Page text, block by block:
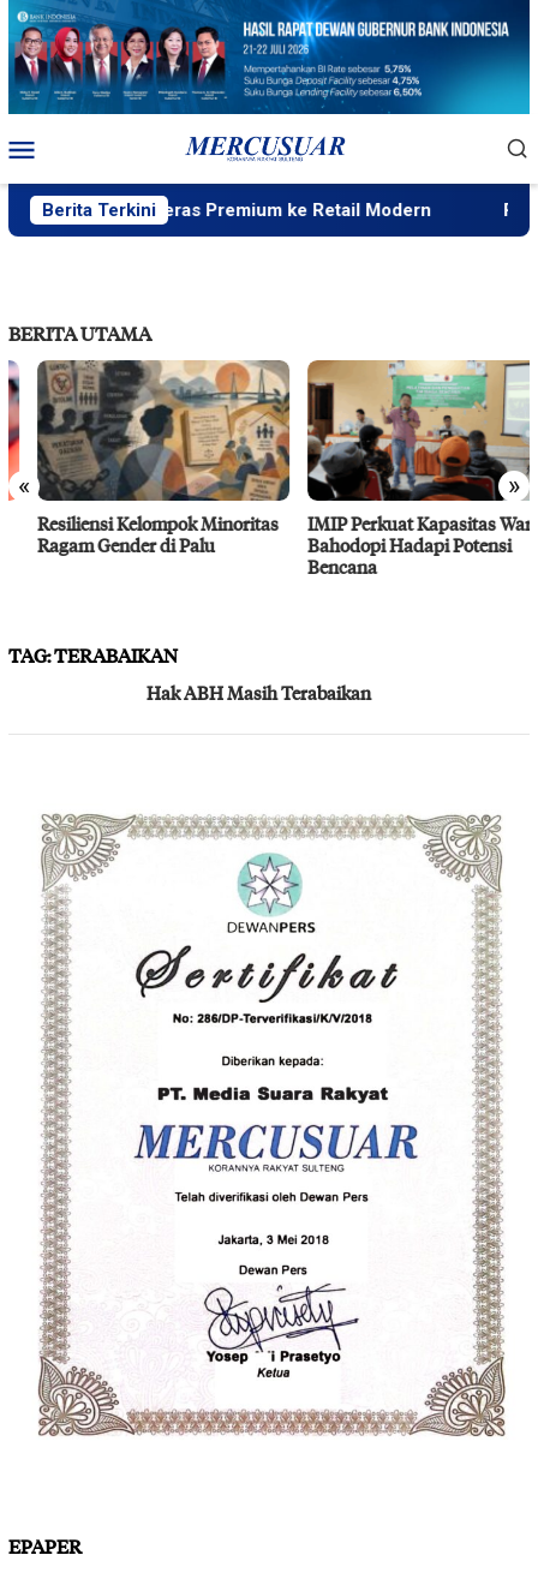
Loncat
konten
Mobile
Berita Terkini
Beras Premium ke Retail Modern Peneliti
BERITA UTAMA
« »
Resiliensi Kelompok Minoritas
Ragam Gender di Palu
IMIP Perkuat Kapasitas Warga
Bahodopi Hadapi Potensi
Bencana
TAG:TERABAIKAN
Hak ABH Masih Terabaikan
EPAPER